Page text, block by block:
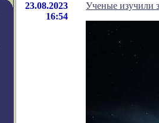
23.08.2023
16:54
Ученые изучили